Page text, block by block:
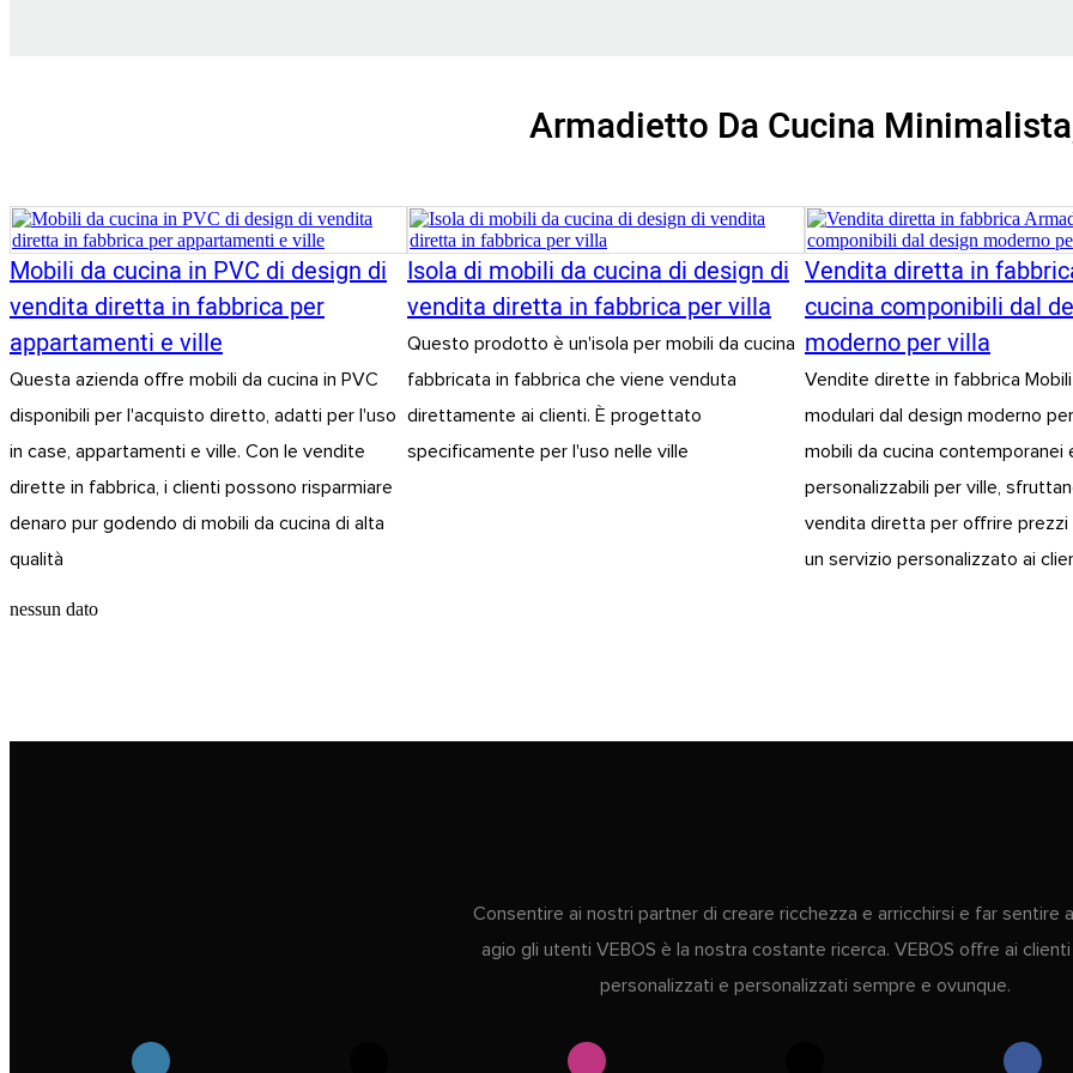
Armadietto Da Cucina
Mobili da cucina in PVC di design di
vendita diretta in fabbrica per
appartamenti e ville
Questa azienda offre mobili da cucina in PVC
disponibili per l'acquisto diretto, adatti per l'uso
in case, appartamenti e ville. Con le vendite
dirette in fabbrica, i clienti possono risparmiare
denaro pur godendo di mobili da cucina di alta
qualità
Isola di mobili da cucina di design di
vendita diretta in fabbrica per villa
Questo prodotto è un'isola per mobili da cucina
fabbricata in fabbrica che viene venduta
direttamente ai clienti. È progettato
specificamente per l'uso nelle ville
Vendita diretta in
cucina componibili dal
moderno per villa
Vendite dirette in fabbrica Mobili
modulari dal design moderno
mobili da cucina contemporanei
personalizzabili per ville,
vendita diretta per offrire
un servizio personalizzato ai
nessun dato
Consentire ai nostri partner di creare ricchezza e arricchirsi e far sentire
agio gli utenti VEBOS è la nostra costante ricerca. VEBOS offre ai
personalizzati e personalizzati sempre e ovunque.